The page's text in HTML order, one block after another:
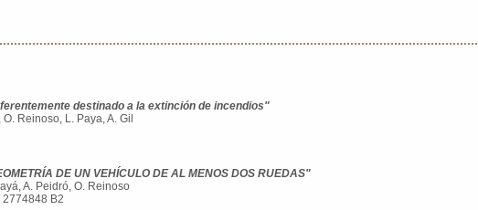
destinado a la extinción de incendios"
Reinoso, L. Paya, A. Gil
DE UN VEHÍCULO DE AL MENOS DOS RUEDAS"
A. Peidró, O. Reinoso
2774848 B2